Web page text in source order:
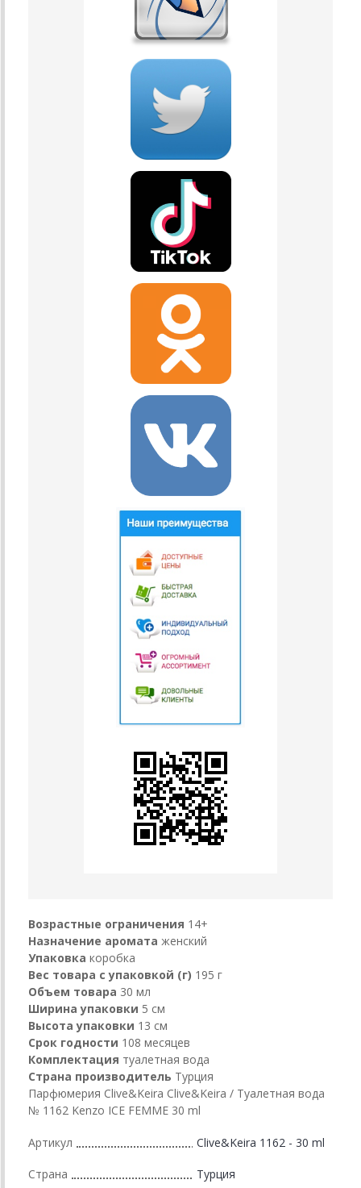
Возрастные ограничения 14+
Назначение аромата женский
Упаковка коробка
Вес товара с упаковкой (г) 195 г
Объем товара 30 мл
Ширина упаковки 5 см
Высота упаковки 13 см
Срок годности 108 месяцев
Комплектация туалетная вода
Страна производитель Турция
Парфюмерия Clive&Keira Clive&Keira / Туалетная вода
№ 1162 Kenzo ICE FEMME 30 ml
Артикул Clive&Keira 1162 - 30 ml
Страна Турция